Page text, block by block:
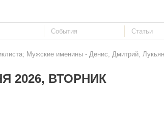
Мужские именины - Денис, Дмитрий,
2026, ВТОРНИК